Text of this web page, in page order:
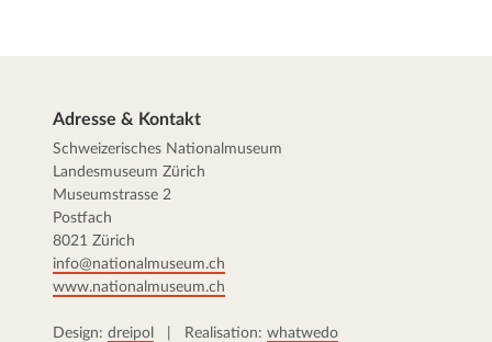
Adresse & Kontakt
Schweizerisches Nationalmuseum
Landesmuseum Zürich
Museumstrasse 2
Postfach
8021 Zürich
info@nationalmuseum.ch
www.nationalmuseum.ch
Design: dreipol | Realisation: whatwedo